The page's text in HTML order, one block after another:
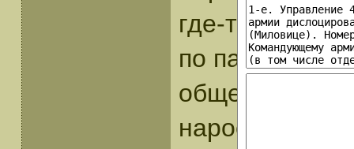
где-то
по памяти
общего